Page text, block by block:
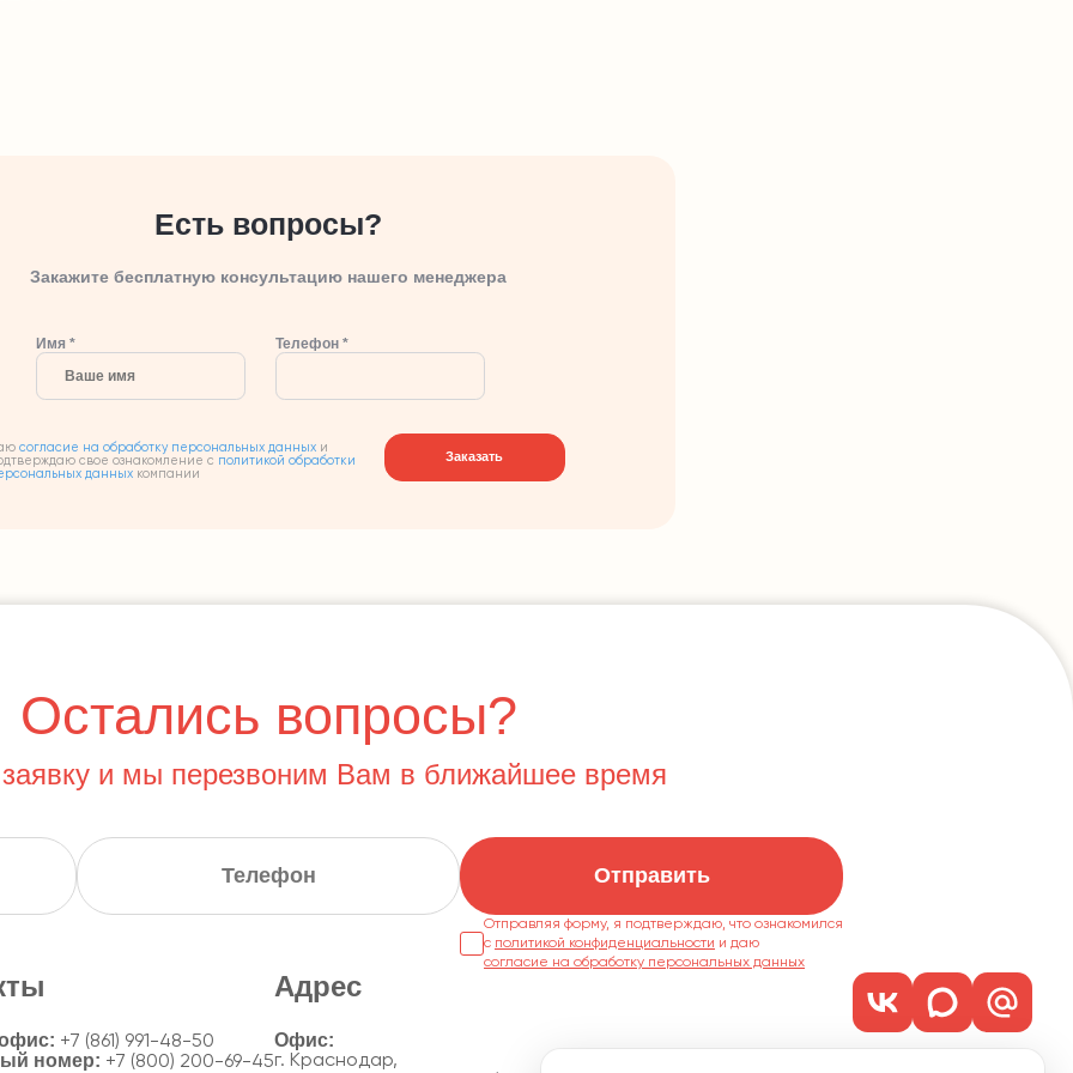
Есть вопросы?
Закажите бесплатную консультацию нашего менеджера
Имя * Телефон *
согласие на обработку персональных данных и
свое ознакомление с политикой обработки
данных компании
Заказать
Остались вопросы?
заявку и мы перезвоним Вам в ближайшее время
Отправить
Отправляя форму, я подтверждаю, что ознакомился
с политикой конфиденциальности
согласие на обработку персональных данных
+7 (861) 991-48-50
номер: +7 (800) 200-69-45
Адрес
г. Краснодар,